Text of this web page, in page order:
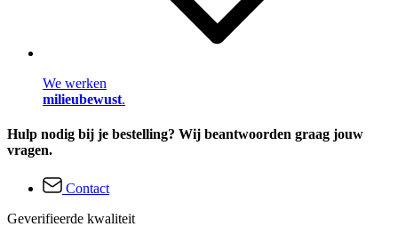
We werken
milieubewust.
Hulp nodig bij je bestelling? Wij beantwoorden graag jouw
vragen.
Contact
Geverifieerde kwaliteit